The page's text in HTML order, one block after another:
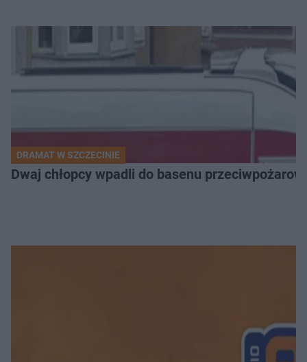
DRAMAT W SZCZECINIE
Dwaj chłopcy wpadli do basenu